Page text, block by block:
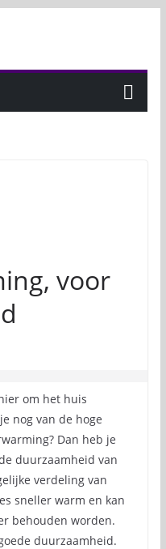
voor
om het huis
nog van de hoge
Dan heb je
duurzaamheid van
verdeling van
sneller warm en kan
behouden worden.
duurzaamheid.